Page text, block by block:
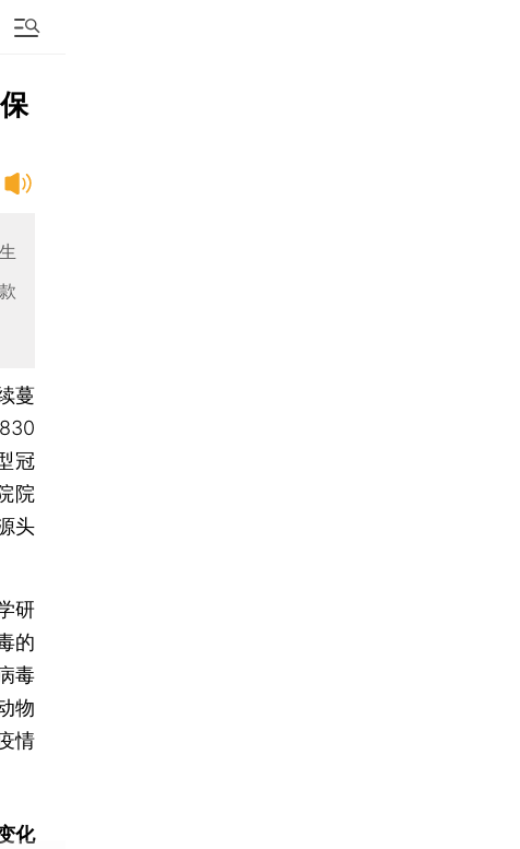
蔓
冠
院
头
研
的
毒
物
情
化